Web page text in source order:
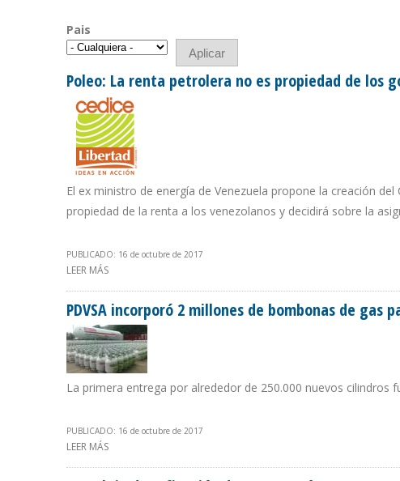
Pais
Poleo: La renta petrolera no es propiedad de los
El ex ministro de energía de Venezuela propone la creación
propiedad de la renta a los venezolanos y decidirá sobre la
PUBLICADO: 16 de octubre de 2017
LEER MÁS
PDVSA incorporó 2 millones de bombonas de gas
La primera entrega por alrededor de 250.000 nuevos cilindros
PUBLICADO: 16 de octubre de 2017
LEER MÁS